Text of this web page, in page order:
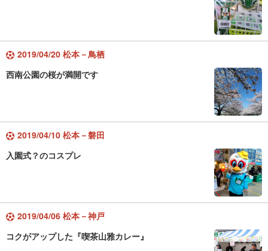
2019/04/20 松本－鳥栖
西南公園の桜が満開です
2019/04/10 松本－磐田
入園式？のコスプレ
2019/04/06 松本－神戸
コクがアップした『喫茶山雅カレー』